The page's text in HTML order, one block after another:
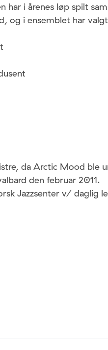
har i årenes løp spilt
og i ensemblet har
da Arctic Mood ble
den februar 2011.
Jazzsenter v/ daglig